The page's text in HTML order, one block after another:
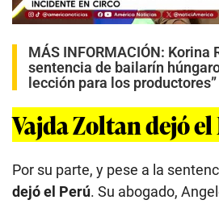
00:00/04:38
MÁS INFORMACIÓN: Korina
sentencia de bailarín
lección para los productores”
Vajda Zoltan dejó
Por su parte, y pese a la
dejó el Perú. Su abogado,